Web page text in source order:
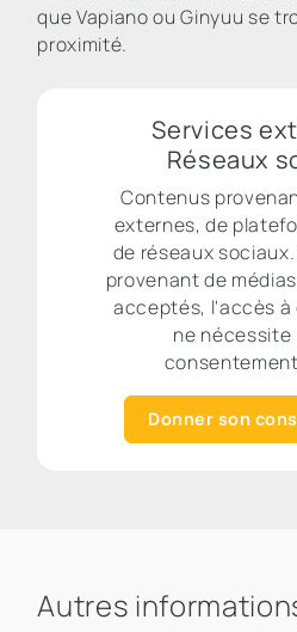
que Vapiano ou Ginyuu se
proximité.
Services
Réseaux
Contenus
externes, de
de réseaux
provenant de
acceptés, l'accès
ne nécessite
Donner son
Autres